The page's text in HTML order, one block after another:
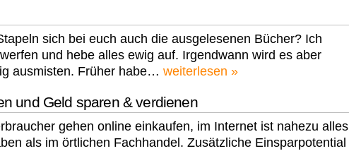
sich bei euch auch die ausgelesenen Bücher? Ich
und hebe alles ewig auf. Irgendwann wird es aber
ausmisten. Früher habe… weiterlesen »
und Geld sparen & verdienen
gehen online einkaufen, im Internet ist nahezu alles
als im örtlichen Fachhandel. Zusätzliche Einsparpotential